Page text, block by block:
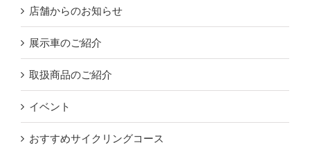
店舗からのお知らせ
展示車のご紹介
取扱商品のご紹介
イベント
おすすめサイクリングコース